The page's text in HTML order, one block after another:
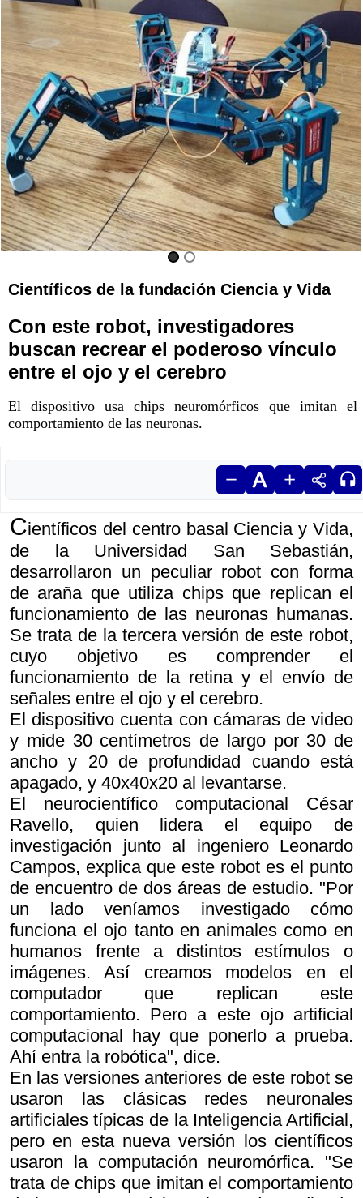
Científicos de la fundación Ciencia y Vida
Con este robot, investigadores
buscan recrear el poderoso vínculo
entre el ojo y el cerebro
El dispositivo usa chips neuromórficos que imitan el
comportamiento de las neuronas.
Científicos del centro basal Ciencia y Vida,
de la Universidad San Sebastián,
desarrollaron un peculiar robot con forma
de araña que utiliza chips que replican el
funcionamiento de las neuronas humanas.
Se trata de la tercera versión de este robot,
cuyo objetivo es comprender el
funcionamiento de la retina y el envío de
señales entre el ojo y el cerebro.
El dispositivo cuenta con cámaras de video
y mide 30 centímetros de largo por 30 de
ancho y 20 de profundidad cuando está
apagado, y 40x40x20 al levantarse.
El neurocientífico computacional César
Ravello, quien lidera el equipo de
investigación junto al ingeniero Leonardo
Campos, explica que este robot es el punto
de encuentro de dos áreas de estudio. "Por
un lado veníamos investigado cómo
funciona el ojo tanto en animales como en
humanos frente a distintos estímulos o
imágenes. Así creamos modelos en el
computador que replican este
comportamiento. Pero a este ojo artificial
computacional hay que ponerlo a prueba.
Ahí entra la robótica", dice.
En las versiones anteriores de este robot se
usaron las clásicas redes neuronales
artificiales típicas de la Inteligencia Artificial,
pero en esta nueva versión los científicos
usaron la computación neuromórfica. "Se
trata de chips que imitan el comportamiento